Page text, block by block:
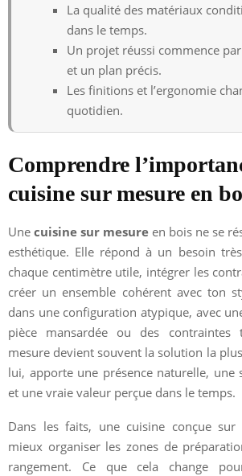
La qualité des matériaux
dans le temps.
Un projet réussi commence
et un plan précis.
Les finitions et l’ergonomie
quotidien.
Comprendre
cuisine sur mesure en
Une cuisine sur mesure en bois ne se
esthétique. Elle répond à un besoin
chaque centimètre utile, intégrer les
créer un ensemble cohérent avec ton
dans une configuration atypique, avec
pièce mansardée ou des contraintes
mesure devient souvent la solution la
lui, apporte une présence naturelle, une
et une vraie valeur perçue dans le temps.
Dans les faits, une cuisine conçue
mieux organiser les zones de
rangement. Ce que cela change